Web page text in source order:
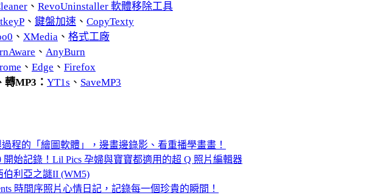
、 RevoUninstaller 軟體移除工具
、 鍵盤加速、 CopyTexty
、 XMedia、 格式工廠
、 AnyBurn
、 Edge 、 Firefox
轉MP3： YT1s 、 SaveMP3
程的「繪圖軟體」，邊畫邊錄影、看重播學畫畫！
開始記錄！Lil Pics 孕婦與寶寶都適用的超 Q 照片編輯器
伯利亞之謎II (WM5)
時間序照片心情日記，記錄每一個珍貴的瞬間！